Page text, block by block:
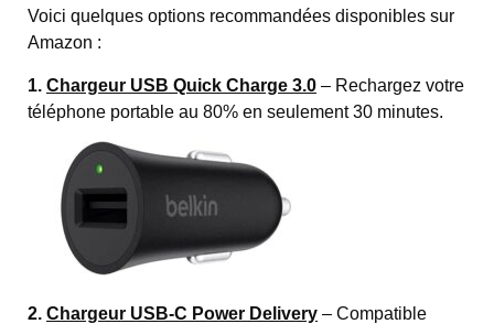
Voici quelques options recommandées disponibles sur
Amazon :
1. Chargeur USB Quick Charge 3.0 – Rechargez votre
téléphone portable au 80% en seulement 30 minutes.
2. Chargeur USB-C Power Delivery – Compatible